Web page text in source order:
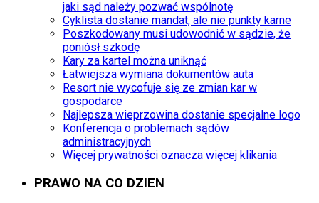
jaki sąd należy pozwać wspólnotę
Cyklista dostanie mandat, ale nie punkty karne
Poszkodowany musi udowodnić w sądzie, że
poniósł szkodę
Kary za kartel można uniknąć
Łatwiejsza wymiana dokumentów auta
Resort nie wycofuje się ze zmian kar w
gospodarce
Najlepsza wieprzowina dostanie specjalne logo
Konferencja o problemach sądów
administracyjnych
Więcej prywatności oznacza więcej klikania
PRAWO NA CO DZIEN